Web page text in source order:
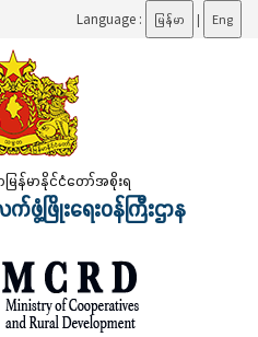
Language : မြန်မာ | Eng
ြန်မာနိုင်ငံတော်အစိုးရ
ဖွံ့ဖြိုးရေးဝန်ကြီးဌာန